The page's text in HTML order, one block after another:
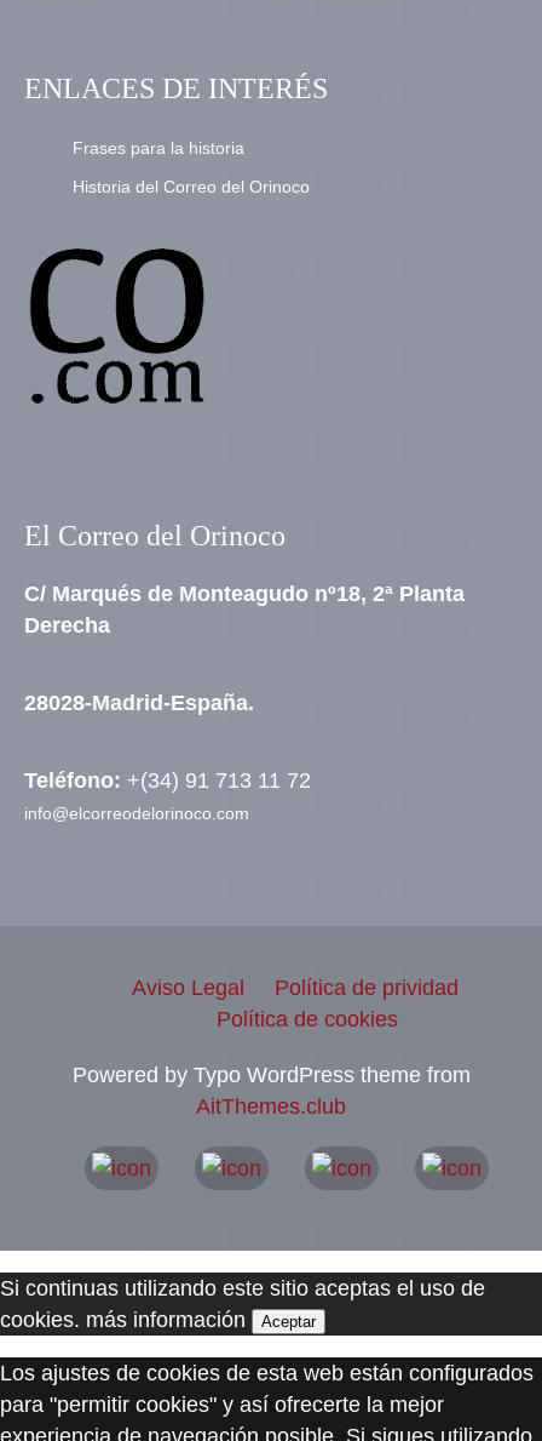
ENLACES DE INTERÉS
Frases para la historia
Historia del Correo del Orinoco
El Correo del Orinoco
C/ Marqués de Monteagudo nº18, 2ª Planta
Derecha
28028-Madrid-España.
Teléfono: +(34) 91 713 11 72
info@elcorreodelorinoco.com
Aviso Legal
Política de prividad
Política de cookies
Powered by Typo WordPress theme from
AitThemes.club
Si continuas utilizando este sitio aceptas el uso de
cookies. más información Aceptar
Los ajustes de cookies de esta web están configurados
para "permitir cookies" y así ofrecerte la mejor